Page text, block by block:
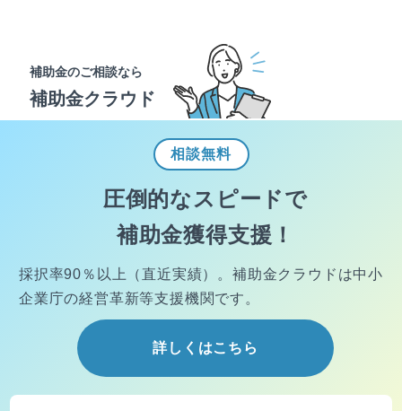
補助金のご相談なら
補助金クラウド
相談無料
圧倒的なスピードで
補助金獲得支援！
採択率90％以上（直近実績）。 補助金クラウドは中小
企業庁の経営革新等支援機関です。
詳しくはこちら